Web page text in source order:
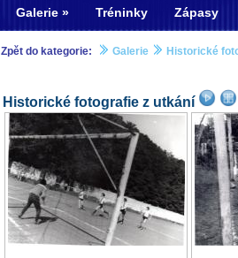
Galerie Tréninky Zápasy
Zpět do kategorie: Galerie Historické
Historické fotografie z utkání